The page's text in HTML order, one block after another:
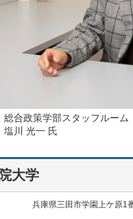
総合政策学部スタッフルーム
塩川 光一 氏
大学
兵庫県三田市学園上ケ原1